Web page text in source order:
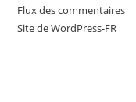
Flux des commentaires
Site de WordPress-FR